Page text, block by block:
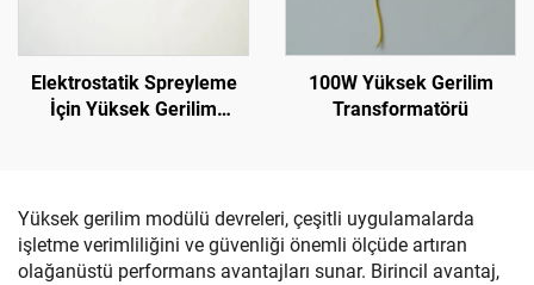
Elektrostatik Spreyleme
İçin Yüksek Gerilim
100W Yüksek Gerilim
Transformatörü
Yüksek gerilim modülü devreleri, çeşitli uygulamalarda
işletme verimliliğini ve güvenliği önemli ölçüde artıran
olağanüstü performans avantajları sunar. Birincil avantaj,